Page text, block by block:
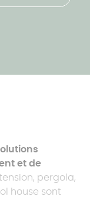
et de
pergola,
house sont